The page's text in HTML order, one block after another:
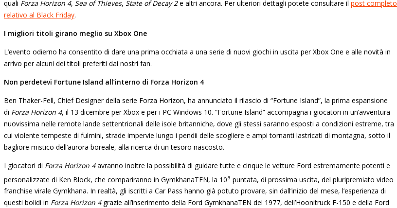
quali Forza Horizon 4, Sea of Thieves, State of Decay 2e altri ancora. Per ulteriori dettagli potete consultare il post completo
relativo al Black Friday.
I migliori titoli girano meglio su Xbox One
L’evento odierno ha consentito di dare una prima occhiata a una serie di nuovi giochi in uscita per Xbox One e alle novità in
arrivo per alcuni dei titoli preferiti dai nostri fan.
Non perdetevi Fortune Island all’interno di Forza Horizon 4
Ben Thaker-Fell, Chief Designer della serie Forza Horizon, ha annunciato il rilascio di “Fortune Island”, la prima espansione
di Forza Horizon 4, il 13 dicembre per Xbox e per i PC Windows 10. “Fortune Island” accompagna i giocatori in un’avventura
nuovissima nelle remote lande settentrionali delle isole britanniche, dove gli stessi saranno esposti a condizioni estreme, tra
cui violente tempeste di fulmini, strade impervie lungo i pendii delle scogliere e ampi tornanti lastricati di montagna, sotto il
bagliore mistico dell’aurora boreale, alla ricerca di un tesoro nascosto.
I giocatori di Forza Horizon 4avranno inoltre la possibilità di guidare tutte e cinque le vetture Ford estremamente potenti e
personalizzate di Ken Block, che compariranno in GymkhanaTEN, la 10a puntata, di prossima uscita, del pluripremiato video
franchise virale Gymkhana. In realtà, gli iscritti a Car Pass hanno già potuto provare, sin dall’inizio del mese, l’esperienza di
questi bolidi in Forza Horizon 4grazie all’inserimento della Ford GymkhanaTEN del 1977, dell’Hoonitruck F-150 e della Ford